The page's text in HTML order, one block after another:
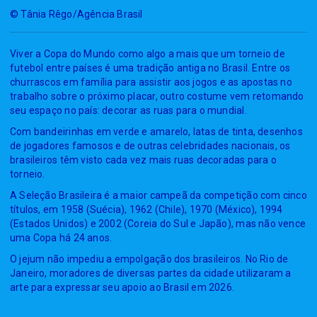
© Tânia Rêgo/Agência Brasil
Viver a Copa do Mundo como algo a mais que um torneio de
futebol entre países é uma tradição antiga no Brasil. Entre os
churrascos em família para assistir aos jogos e as apostas no
trabalho sobre o próximo placar, outro costume vem retomando
seu espaço no país: decorar as ruas para o mundial.
Com bandeirinhas em verde e amarelo, latas de tinta, desenhos
de jogadores famosos e de outras celebridades nacionais, os
brasileiros têm visto cada vez mais ruas decoradas para o
torneio.
A Seleção Brasileira é a maior campeã da competição com cinco
títulos, em 1958 (Suécia), 1962 (Chile), 1970 (México), 1994
(Estados Unidos) e 2002 (Coreia do Sul e Japão), mas não vence
uma Copa há 24 anos.
O jejum não impediu a empolgação dos brasileiros. No Rio de
Janeiro, moradores de diversas partes da cidade utilizaram a
arte para expressar seu apoio ao Brasil em 2026.